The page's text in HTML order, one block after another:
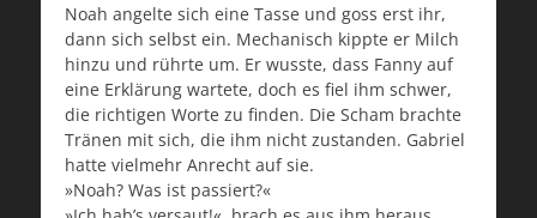
Noah angelte sich eine Tasse und goss erst ihr,
dann sich selbst ein. Mechanisch kippte er Milch
hinzu und rührte um. Er wusste, dass Fanny auf
eine Erklärung wartete, doch es fiel ihm schwer,
die richtigen Worte zu finden. Die Scham brachte
Tränen mit sich, die ihm nicht zustanden. Gabriel
hatte vielmehr Anrecht auf sie.
»Noah? Was ist passiert?«